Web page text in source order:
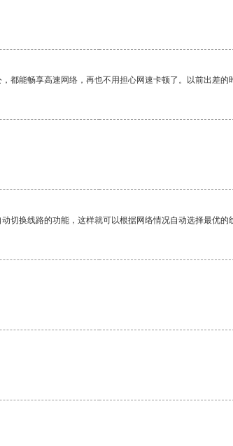
能畅享高速网络，再也不用担心网速卡顿了。以前出差
换线路的功能，这样就可以根据网络情况自动选择最优的